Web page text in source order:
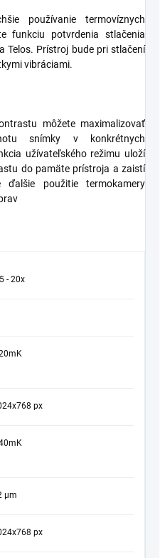
používanie termovíznych
funkciu potvrdenia stlačenia
Telos. Prístroj bude pri stlačení
vibráciami.
môžete maximalizovať
snímky v konkrétnych
užívateľského režimu uloží
do pamäte prístroja a zaistí
použitie termokamery
- 20x
px
µm
px